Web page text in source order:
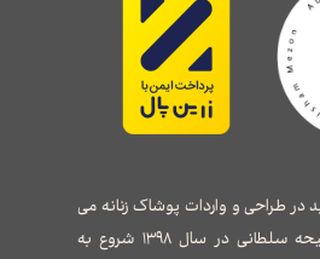
در طراحی و واردات پوشاک زنانه می
باشد که توسط خانم ملیحه سلطانی در سال ۱۳۹۸ شروع به